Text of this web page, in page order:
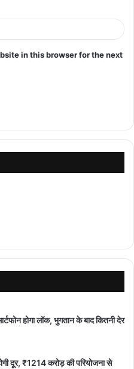
in this browser for the next
होगा लॉक, भुगतान के बाद कितनी देर
दूर, ₹1214 करोड़ की परियोजना से